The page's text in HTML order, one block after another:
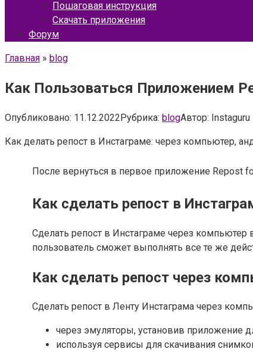
Пошаговая инструкция
Скачать приложения
Форум
Главная » blog
Как Пользоваться Приложением
Опубликовано: 11.12.2022Рубрика: blogАвтор: Instaguru
Как делать репост в Инстаграме: через компьютер,
После вернуться в первое приложение Repost
Как сделать репост в
Сделать репост в Инстаграме через
пользователь сможет выполнять все те же
Как сделать репост через
Сделать репост в Ленту Инстаграма через
через эмуляторы, установив приложение
используя сервисы для скачивания